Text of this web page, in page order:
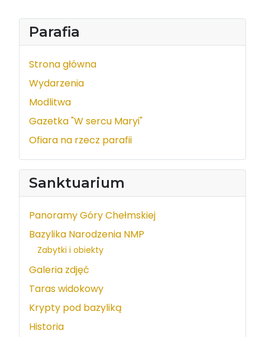
Parafia
Strona główna
Wydarzenia
Modlitwa
Gazetka "W sercu Maryi"
Ofiara na rzecz parafii
Sanktuarium
Panoramy Góry Chełmskiej
Bazylika Narodzenia NMP
Zabytki i obiekty
Galeria zdjęć
Taras widokowy
Krypty pod bazyliką
Historia